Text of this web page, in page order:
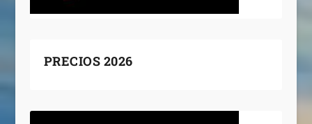
PRECIOS 2026